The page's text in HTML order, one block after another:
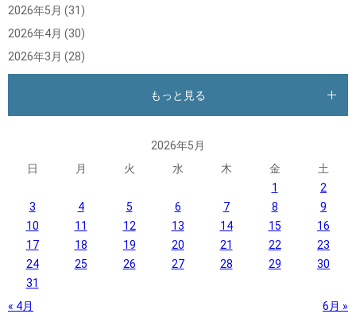
2026年5月 (31)
2026年4月 (30)
2026年3月 (28)
もっと見る
2026年5月
日
月 火 水 木 金
土
1
2
3
4 5 6 7 8
9
10
11 12 13 14 15
16
17
18 19 20 21 22
23
24
25 26 27 28 29
30
31
« 4月
6月 »